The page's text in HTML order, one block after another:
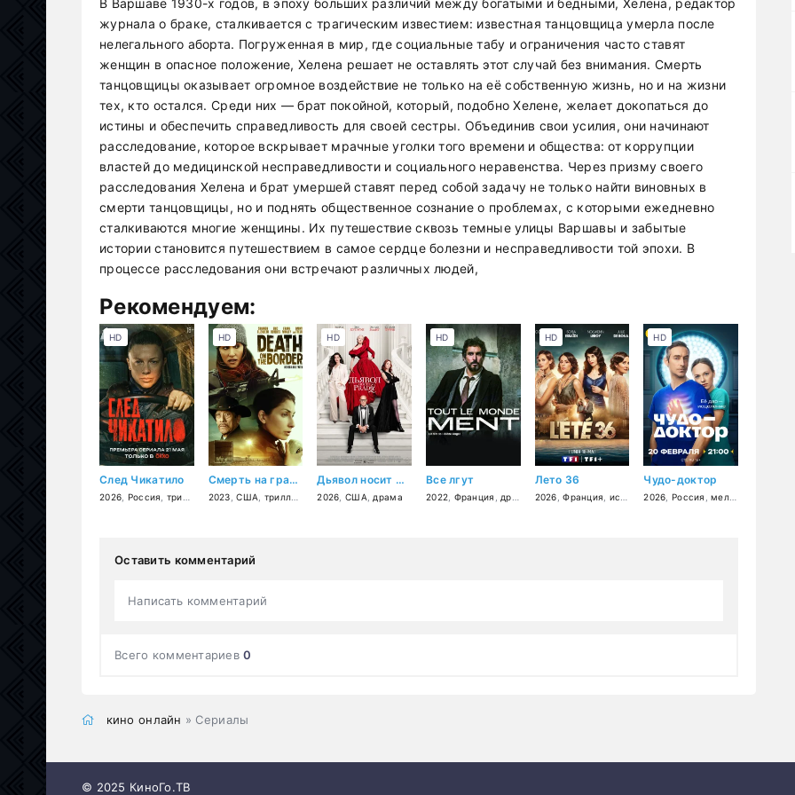
В Варшаве 1930-х годов, в эпоху больших различий между богатыми и бедными, Хелена, редактор
журнала о браке, сталкивается с трагическим известием: известная танцовщица умерла после
нелегального аборта. Погруженная в мир, где социальные табу и ограничения часто ставят
женщин в опасное положение, Хелена решает не оставлять этот случай без внимания. Смерть
танцовщицы оказывает огромное воздействие не только на её собственную жизнь, но и на жизни
тех, кто остался. Среди них — брат покойной, который, подобно Хелене, желает докопаться до
истины и обеспечить справедливость для своей сестры. Объединив свои усилия, они начинают
расследование, которое вскрывает мрачные уголки того времени и общества: от коррупции
властей до медицинской несправедливости и социального неравенства. Через призму своего
расследования Хелена и брат умершей ставят перед собой задачу не только найти виновных в
смерти танцовщицы, но и поднять общественное сознание о проблемах, с которыми ежедневно
сталкиваются многие женщины. Их путешествие сквозь темные улицы Варшавы и забытые
истории становится путешествием в самое сердце болезни и несправедливости той эпохи. В
процессе расследования они встречают различных людей,
Рекомендуем:
След Чикатило
2026 Россия триллер ,детектив, драма
HD
Смерть на границе
2023 ,США триллер драма, криминал,детектив
HD
Дьявол носит Prada 2
2026 США драма
HD
Все лгут
2022 Франция драма ,криминал
HD
Лето 36
2026 ,Франция история
HD
Чудо-доктор
2026 Россия ,мелодрама
HD
Оставить комментарий
Написать комментарий
Всего комментариев0
кино онлайн » Сериалы
© 2025 КиноГо.ТВ